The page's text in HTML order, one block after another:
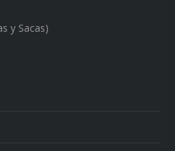
y Sacas)